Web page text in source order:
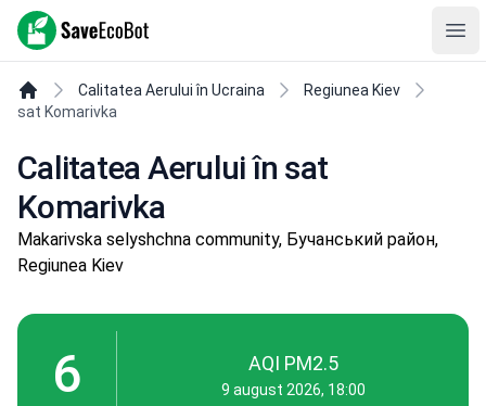
SaveEcoBot
Calitatea Aerului în Ucraina
Regiunea Kiev
sat Komarivka
Calitatea Aerului în sat
Komarivka
Makarivska selyshchna community, Бучанський район,
Regiunea Kiev
6 AQI PM2.5
9 august 2026, 18:00